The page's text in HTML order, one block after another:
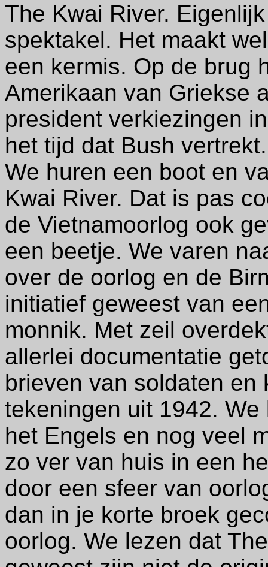
The Kwai River.
spektakel. Het maakt
een kermis. Op de brug
Amerikaan van Griekse
president verkiezingen
het tijd dat Bush vertrekt.
We huren een boot en
Kwai River. Dat is pas
de Vietnamoorlog ook
een beetje. We varen
over de oorlog en de
initiatief geweest van
monnik. Met zeil
allerlei documentatie
brieven van soldaten
tekeningen uit 1942.
het Engels en nog veel
zo ver van huis in een
door een sfeer van
dan in je korte broek
oorlog. We lezen dat